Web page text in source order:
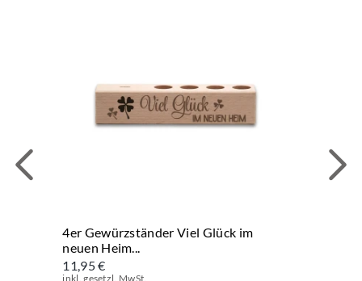
4er Gewürzständer Viel Glück im
neuen Heim...
11,95 €
inkl. gesetzl. MwSt.